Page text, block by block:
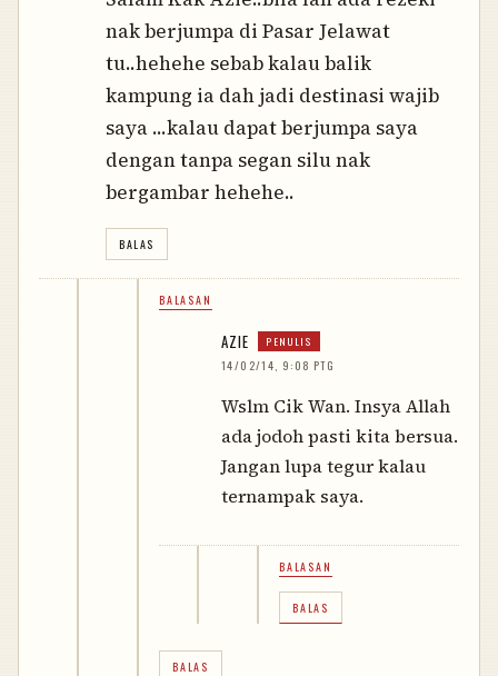
nak berjumpa di Pasar Jelawat
tu..hehehe sebab kalau balik
kampung ia dah jadi destinasi wajib
saya ...kalau dapat berjumpa saya
dengan tanpa segan silu nak
bergambar hehehe..
BALAS
BALASAN
AZIE
14/02/14, 9:08 PTG
Wslm Cik Wan. Insya Allah
ada jodoh pasti kita bersua.
Jangan lupa tegur kalau
ternampak saya.
BALASAN
BALAS
BALAS